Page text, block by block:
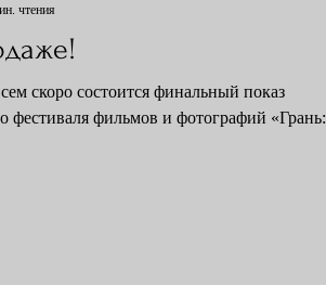
скоро состоится финальный показ
фестиваля фильмов и фотографий «Грань:
чтения